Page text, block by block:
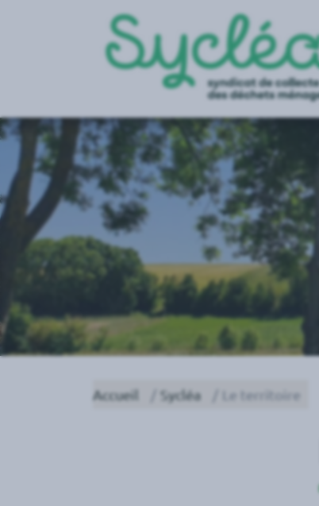
Accueil Sycléa Le territoire